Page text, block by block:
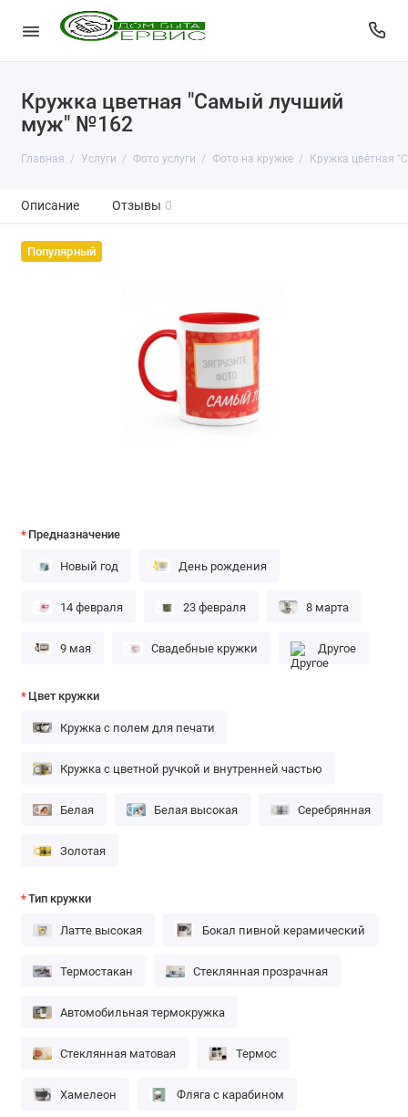
Кружка цветная "Самый лучший
муж" №162
Главная Услуги Фото услуги Фото на кружке Кружка цветная
Описание Отзывы 0
Популярный
Предназначение
Новый год День рождения
14 февраля 23 февраля 8 марта
9 мая Свадебные кружки Другое
Цвет кружки
Кружка с полем для печати
Кружка с цветной ручкой и внутренней частью
Белая Белая высокая Серебрянная
Золотая
Тип кружки
Латте высокая Бокал пивной керамический
Термостакан Стеклянная прозрачная
Автомобильная термокружка
Стеклянная матовая Термос
Хамелеон Фляга с карабином